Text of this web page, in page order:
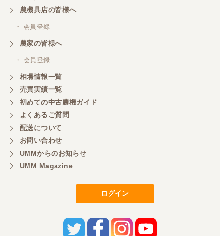
商談成立の連絡をいたいておりません。
山梨県／中川
このたびは、ありがとうございました。
山梨県／好ちゃん
大変いい商品で草刈り作業で活躍しています
農機具店の皆様へ
・ 会員登録
農家の皆様へ
・ 会員登録
相場情報一覧
売買実績一覧
初めての中古農機ガイド
よくあるご質問
配送について
お問い合わせ
UMMからのお知らせ
UMM Magazine
ログイン